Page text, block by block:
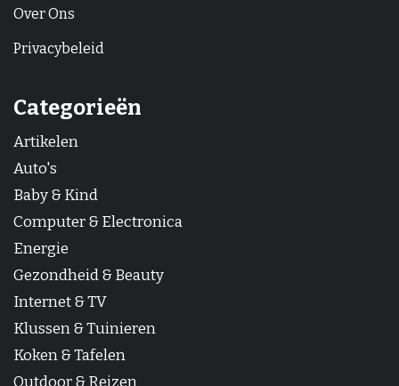
Over Ons
Privacybeleid
Categorieën
Artikelen
Auto's
Baby & Kind
Computer & Electronica
Energie
Gezondheid & Beauty
Internet & TV
Klussen & Tuinieren
Koken & Tafelen